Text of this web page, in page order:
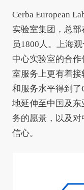
Cerba European
实验室集团，总
员1800人。上海
中心实验室的合
室服务上更有着
和服务水平得到了
地延伸至中国及
务的愿景，以及
信心。